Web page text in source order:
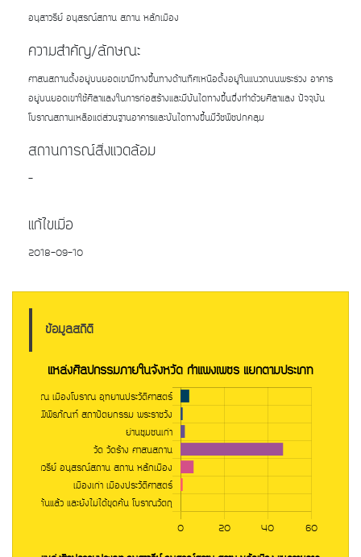
อนุสาวรีย์ อนุสรณ์สถาน สถาน หลักเมือง
ความสำคัญ/ลักษณะ
ศาสนสถานตั้งอยู่บนยอดเขามีทางขึ้นทางด้านทิศเหนือตั้งอยู่ในแนวถนนพระร่วง อาคาร
อยู่บนยอดเขาใช้ศิลาแลงในการก่อสร้างและมีบันไดทางขึ้นซึ่งทำด้วยศิลาแลง ปัจจุบัน
โบราณสถานเหลือแต่ส่วนฐานอาคารและบันไดทางขึ้นมีวัชพืชปกคลุม
สถานการณ์สิ่งแวดล้อม
-
แก้ไขเมื่อ
2018-09-10
ข้อมูลสถิติ